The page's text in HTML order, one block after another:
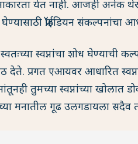
येत नाही. आजही अनेक
फ्रॉईडियन संकल्पनांचा
स्वप्नांचा शोध
देते. प्रगत एआयवर आधारित
तुमच्या स्वप्नांच्या
मनातील गूढ उलगडायला सदैव